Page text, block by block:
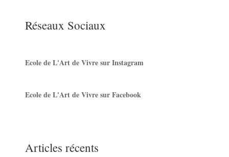
Réseaux Sociaux
Ecole de L'Art de Vivre sur Instagram
Ecole de L'Art de Vivre sur Facebook
Articles récents